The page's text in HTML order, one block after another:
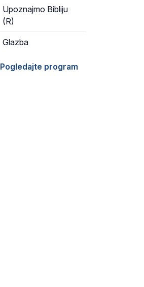
Upoznajmo Bibliju
(R)
Glazba
Pogledajte program